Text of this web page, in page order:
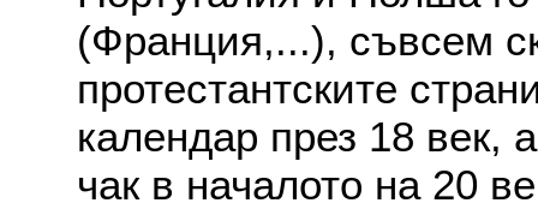
(Франция,...), съвсем
протестантските
календар през 18 век,
чак в началото на 20